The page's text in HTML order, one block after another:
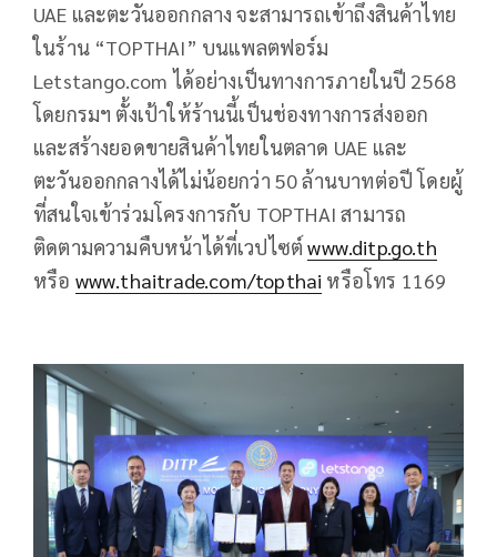
UAE และตะวันออกกลาง จะสามารถเข้าถึงสินค้าไทย
ในร้าน “TOPTHAI” บนแพลตฟอร์ม
Letstango.com ได้อย่างเป็นทางการภายในปี 2568
โดยกรมฯ ตั้งเป้าให้ร้านนี้เป็นช่องทางการส่งออก
และสร้างยอดขายสินค้าไทยในตลาด UAE และ
ตะวันออกกลางได้ไม่น้อยกว่า 50 ล้านบาทต่อปี โดยผู้
ที่สนใจเข้าร่วมโครงการกับ TOPTHAI สามารถ
ติดตามความคืบหน้าได้ที่เวปไซต์www.ditp.go.th
หรือ www.thaitrade.com/topthai หรือโทร 1169